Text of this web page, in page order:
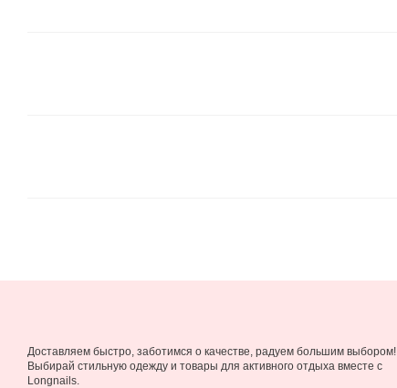
Доставляем быстро, заботимся о качестве, радуем большим выбором!
Выбирай стильную одежду и товары для активного отдыха вместе с
Longnails.